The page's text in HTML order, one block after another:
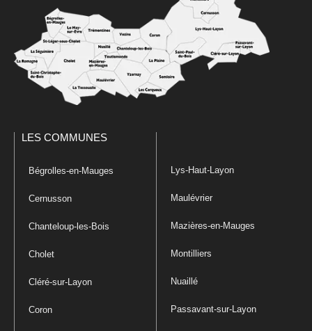
LES COMMUNES
Bégrolles-en-Mauges
Cernusson
Chanteloup-les-Bois
Cholet
Cléré-sur-Layon
Coron
Lys-Haut-Layon
Maulévrier
Mazières-en-Mauges
Montilliers
Nuaillé
Passavant-sur-Layon